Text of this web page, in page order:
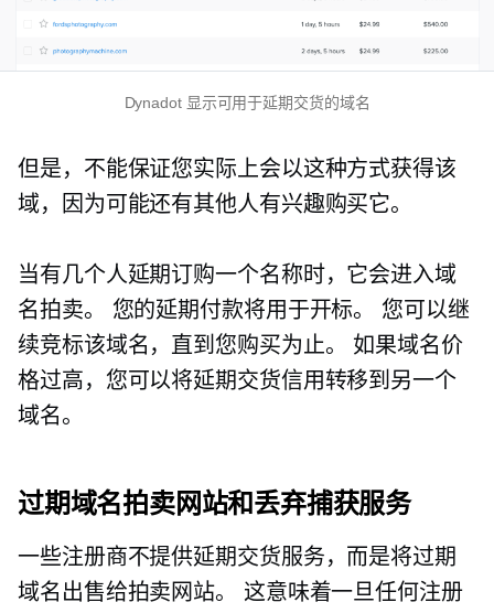
Dynadot 显示可用于延期交货的域名
但是，不能保证您实际上会以这种方式获得该
域，因为可能还有其他人有兴趣购买它。
当有几个人延期订购一个名称时，它会进入域
名拍卖。 您的延期付款将用于开标。 您可以继
续竞标该域名，直到您购买为止。 如果域名价
格过高，您可以将延期交货信用转移到另一个
域名。
过期域名拍卖网站和丢弃捕获服务
一些注册商不提供延期交货服务，而是将过期
域名出售给拍卖网站。 这意味着一旦任何注册